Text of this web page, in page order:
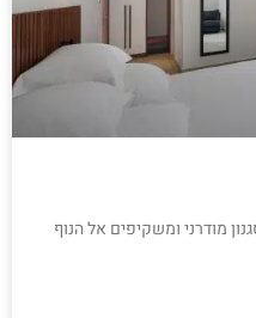
מודרני ומשקיפים אל הנוף